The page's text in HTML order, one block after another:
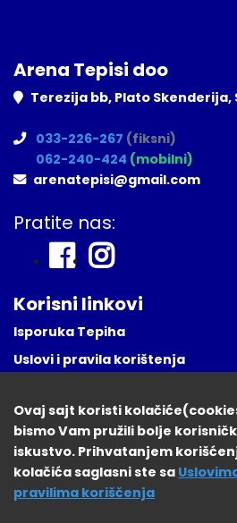
Arena Tepisi doo
Terezija bb, Plato Skenderija,
033-226-267 (fiksni)
062-240-424 (mobilni)
arenatepisi@gmail.com
Pratite nas:
Korisni linkovi
Isporuka Tepiha
Uslovi i pravila korištenja
Naša lokacija
Registruj se
Ovaj sajt koristi
bismo Vam pružili bolje
iskustvo. Prihvatanjem
kolačića saglasni ste sa
pravilima koriščenja